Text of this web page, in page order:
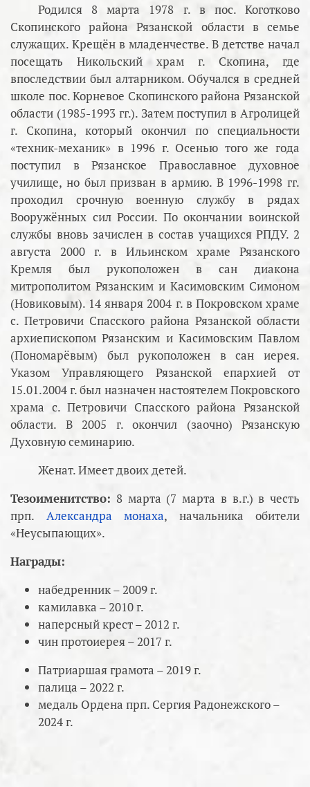
Родился 8 марта 1978 г. в пос. Коготково
Скопинского района Рязанской области в семье
служащих. Крещён в младенчестве. В детстве начал
посещать Никольский храм г. Скопина, где
впоследствии был алтарником. Обучался в средней
школе пос. Корневое Скопинского района Рязанской
области (1985-1993 гг.). Затем поступил в Агролицей
г. Скопина, который окончил по специальности
«техник-механик» в 1996 г. Осенью того же года
поступил в Рязанское Православное духовное
училище, но был призван в армию. В 1996-1998 гг.
проходил срочную военную службу в рядах
Вооружённых сил России. По окончании воинской
службы вновь зачислен в состав учащихся РПДУ. 2
августа 2000 г. в Ильинском храме Рязанского
Кремля был рукоположен в сан диакона
митрополитом Рязанским и Касимовским Симоном
(Новиковым). 14 января 2004 г. в Покровском храме
с. Петровичи Спасского района Рязанской области
архиепископом Рязанским и Касимовским Павлом
(Пономарёвым) был рукоположен в сан иерея.
Указом Управляющего Рязанской епархией от
15.01.2004 г. был назначен настоятелем Покровского
храма с. Петровичи Спасского района Рязанской
области. В 2005 г. окончил (заочно) Рязанскую
Духовную семинарию.
Женат. Имеет двоих детей.
Тезоименитство: 8 марта (7 марта в в.г.) в честь
прп. Александра монаха, начальника обители
«Неусыпающих».
Награды:
набедренник – 2009 г.
камилавка – 2010 г.
наперсный крест – 2012 г.
чин протоиерея – 2017 г.
Патриаршая грамота – 2019 г.
палица – 2022 г.
медаль Ордена прп. Сергия Радонежского –
2024 г.